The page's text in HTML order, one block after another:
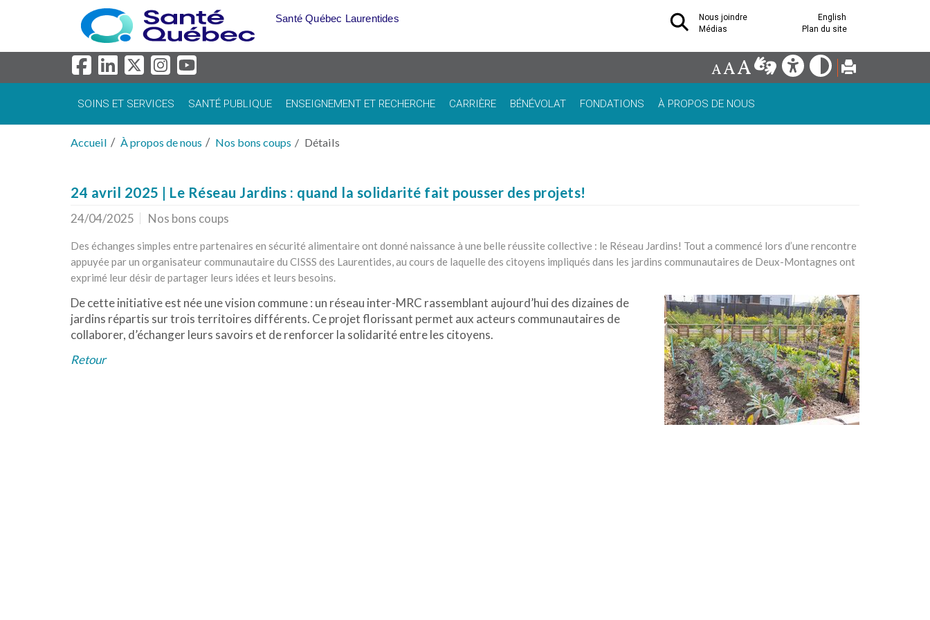
Aller au menu principal
Nous joindre
English
Médias
Plan du site
Santé Québec Laurentides
SOINS ET SERVICES SANTÉ PUBLIQUE ENSEIGNEMENT ET RECHERCHE CARRIÈRE BÉNÉVOLAT FONDATIONS À PROPOS DE NOUS
Accueil À propos de nous Nos bons coups Détails
24 avril 2025 | Le Réseau Jardins : quand la solidarité fait pousser des projets!
24/04/2025 Nos bons coups
Des échanges simples entre partenaires en sécurité alimentaire ont donné naissance à une belle réussite collective : le Réseau Jardins! Tout a commencé lors d’une rencontre
appuyée par un organisateur communautaire du CISSS des Laurentides, au cours de laquelle des citoyens impliqués dans les jardins communautaires de Deux-Montagnes ont
exprimé leur désir de partager leurs idées et leurs besoins.
De cette initiative est née une vision commune : un réseau inter-MRC rassemblant aujourd’hui des dizaines de
jardins répartis sur trois territoires différents. Ce projet florissant permet aux acteurs communautaires de
collaborer, d’échanger leurs savoirs et de renforcer la solidarité entre les citoyens.
Retour